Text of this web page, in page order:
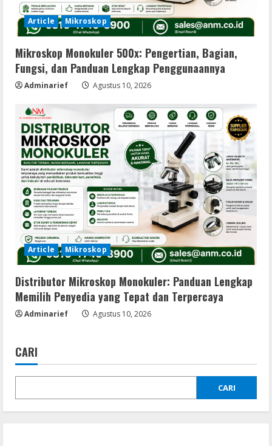
Article Mikroskop
Mikroskop Monokuler 500x: Pengertian, Bagian,
Fungsi, dan Panduan Lengkap Penggunaannya
Adminarief Agustus 10, 2026
Article Mikroskop
Distributor Mikroskop Monokuler: Panduan Lengkap
Memilih Penyedia yang Tepat dan Terpercaya
Adminarief Agustus 10, 2026
CARI
CARI